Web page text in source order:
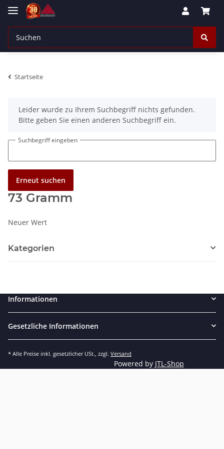
Startseite
xLeider wurde zu Ihrem Suchbegriff nichts gefunden.
Bitte geben Sie einen anderen Suchbegriff ein.
Suchbegriff eingeben
Erneut suchen
73 Gramm
Neuer Wert
Kategorien
Informationen
Gesetzliche Informationen
* Alle Preise inkl. gesetzlicher USt., zzgl. Versand
Powered by JTL-Shop